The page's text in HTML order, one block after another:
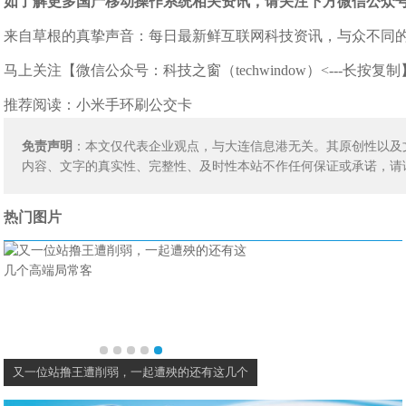
来自草根的真挚声音：每日最新鲜互联网科技资讯，与众不同
马上关注【微信公众号：科技之窗（techwindow）<---长按复制
推荐阅读：小米手环刷公交卡
免责声明 ：本文仅代表企业观点，与大连信息港无关。其原创性以
内容、文字的真实性、完整性、及时性本站不作任何保证或承诺，
热门图片
又一位站撸王遭削弱，一起遭殃的还有这几个